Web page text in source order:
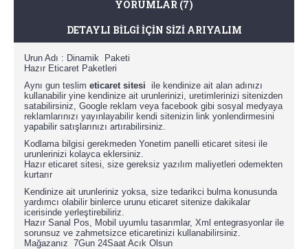
YORUMLAR (7)
DETAYLI BILGI IÇIN SIZI ARIYALIM
Urun Adı : Dinamik Paketi
Hazır Eticaret Paketleri
Aynı gun teslim eticaret sitesi ile kendinize ait alan adınızı
kullanabilir yine kendinize ait urunlerinizi, uretimlerinizi sitenizden
satabilirsiniz, Google reklam veya facebook gibi sosyal medyaya
reklamlarınızı yayınlayabilir kendi sitenizin link yonlendirmesini
yapabilir satışlarınızı artırabilirsiniz.
Kodlama bilgisi gerekmeden Yonetim panelli eticaret sitesi ile
urunlerinizi kolayca eklersiniz.
Hazır eticaret sitesi, size gereksiz yazılım maliyetleri odemekten
kurtarır
Kendinize ait urunleriniz yoksa, size tedarikci bulma konusunda
yardımcı olabilir binlerce urunu eticaret sitenize dakikalar
icerisinde yerleştirebiliriz.
Hazır Sanal Pos, Mobil uyumlu tasarımlar, Xml entegrasyonlar ile
sorunsuz ve zahmetsizce eticaretinizi kullanabilirsiniz.
Mağazanız 7Gun 24Saat Acık Olsun